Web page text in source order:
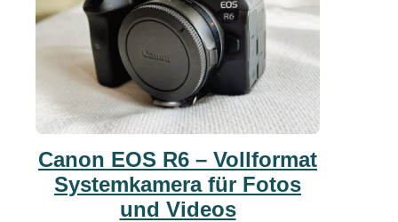
Canon EOS R6 – Vollformat
Systemkamera für Fotos
und Videos